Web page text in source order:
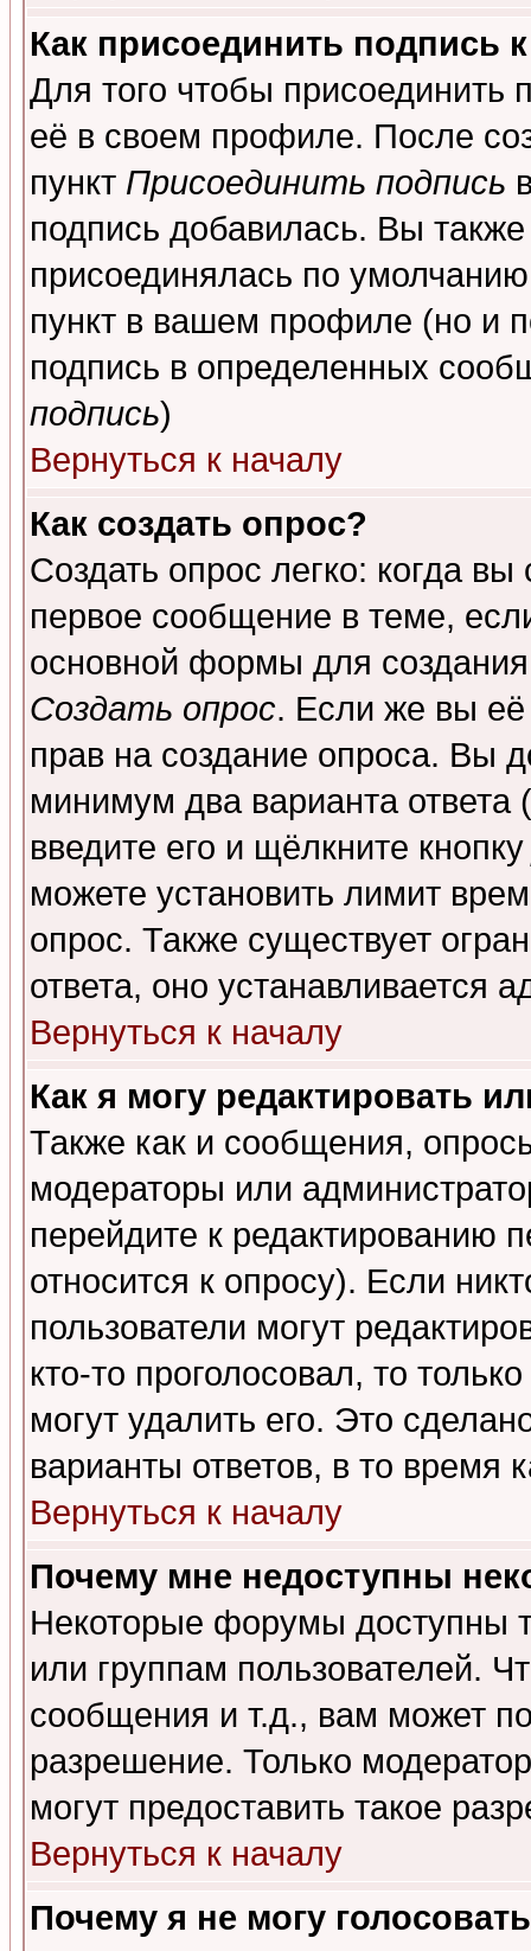
Как присоединить подпись
Для того чтобы присоединить
её в своем профиле. После
пункт Присоединить подпись
подпись добавилась. Вы
присоединялась по
пункт в вашем профиле (но и
подпись в определенных
подпись)
Вернуться к началу
Как создать опрос?
Создать опрос легко: когда
первое сообщение в теме,
основной формы для
Создать опрос. Если же вы её
прав на создание опроса. Вы
минимум два варианта ответа
введите его и щёлкните
можете установить лимит
опрос. Также существует
ответа, оно устанавливается
Вернуться к началу
Как я могу редактировать
Также как и сообщения,
модераторы или
перейдите к редактированию
относится к опросу). Если
пользователи могут
кто-то проголосовал, то
могут удалить его. Это
варианты ответов, в то время
Вернуться к началу
Почему мне недоступны
Некоторые форумы доступны
или группам пользователей.
сообщения и т.д., вам может
разрешение. Только
могут предоставить такое
Вернуться к началу
Почему я не могу